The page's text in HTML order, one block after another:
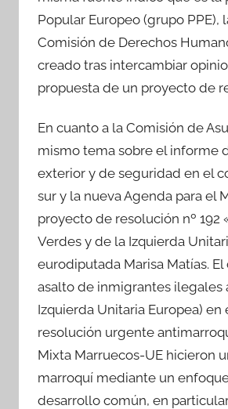
Popular Europeo (grupo
Comisión de Derechos
creado tras intercambiar
propuesta de un proyecto de
En cuanto a la Comisión de
mismo tema sobre el informe
exterior y de seguridad en el
sur y la nueva Agenda para el
proyecto de resolución nº
Verdes y de la Izquierda
eurodiputada Marisa Matías.
asalto de inmigrantes ilegales
Izquierda Unitaria Europea)
resolución urgente
Mixta Marruecos-UE hicieron
marroquí mediante un
desarrollo común, en